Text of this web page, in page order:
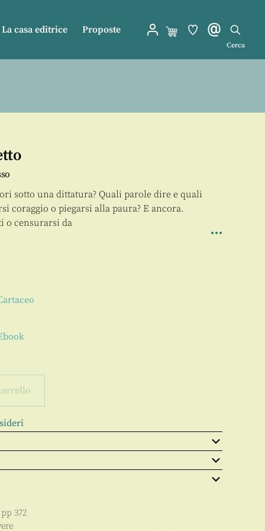
La casa editrice Proposte
Cerca
sotto una dittatura? Quali parole dire e quali
coraggio o piegarsi alla paura? E ancora.
o censurarsi da
pp 372